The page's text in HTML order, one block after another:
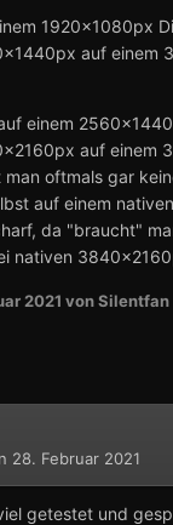
1920x1080px
auf einem
einem
auf einem
oftmals gar
auf einem
da "braucht"
nativen
2021 von Silentfan
28. Februar 2021
getestet und